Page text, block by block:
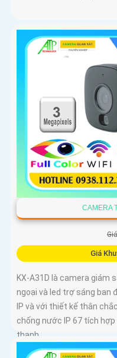
CAMERA
Giá
KX-A31D là camera giám
ngoại và led trợ sáng ban
IP và với thiết kế thân
chống nước IP 67 tích
thanh